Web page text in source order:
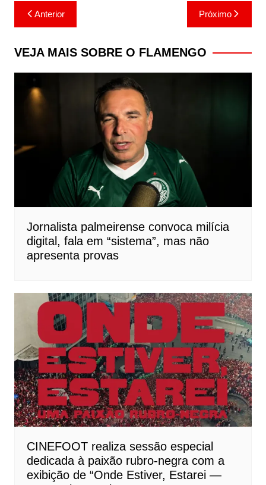
Navegação
de
Post
Anterior Próximo
VEJA MAIS SOBRE O FLAMENGO
Jornalista palmeirense convoca milícia
digital, fala em “sistema”, mas não
apresenta provas
CINEFOOT realiza sessão especial
dedicada à paixão rubro-negra com a
exibição de “Onde Estiver, Estarei —